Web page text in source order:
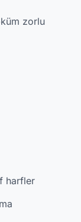
zorlu
harfler